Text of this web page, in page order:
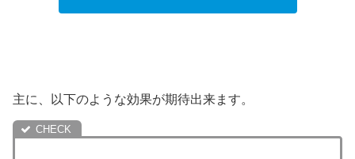
主に、以下のような効果が期待出来ます。